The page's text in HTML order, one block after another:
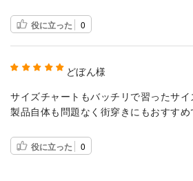
役に立った 0
どぼん様
サイズチャートもバッチリで習ったサイ
製品自体も問題なく街穿きにもおすすめ
役に立った 0